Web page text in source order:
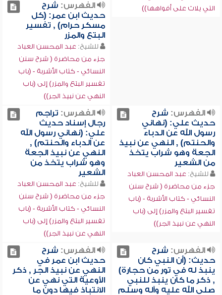
التي يلاث على أفواهها))
الفهرس: شرح
حديث ابن عمر: (كل
مسكر حرام) , تفسير
البتع والمزر
للشيخ: عبد المحسن العباد
جزء من محاضرة ( شرح سنن
النسائي - كتاب الأشربة - (باب
تفسير البتع والمزر) إلى (باب
النهي عن نبيذ الجر))
الفهرس: شرح
حديث علي: (نهاني
رسول الله عن الدباء
والحنتم) , النهي عن نبيذ
الجعة وهو شراب يتخذ
من الشعير
للشيخ: عبد المحسن العباد
جزء من محاضرة ( شرح سنن
النسائي - كتاب الأشربة - (باب
تفسير البتع والمزر) إلى (باب
النهي عن نبيذ الجر))
الفهرس: تراجم
رجال إسناد حديث
علي: (نهاني رسول الله
عن الدباء والحنتم) ,
النهي عن نبيذ الجعة
وهو شراب يتخذ من
الشعير
للشيخ: عبد المحسن العباد
جزء من محاضرة ( شرح سنن
النسائي - كتاب الأشربة - (باب
تفسير البتع والمزر) إلى (باب
النهي عن نبيذ الجر))
الفهرس: شرح
حديث: (أن النبي كان
ينبذ له في تور من حجارة)
, ذكر ما كان ينبذ للنبي
صلى الله عليه وآله وسلم
الفهرس: شرح
حديث ابن عمر في
النهي عن نبيذ الجر , ذكر
الأوعية التي نهي عن
الانتباذ فيها دون ما